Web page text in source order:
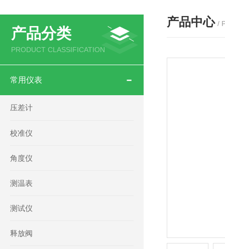
产品分类
PRODUCT CLASSIFICATION
常用仪表
压差计
校准仪
角度仪
测温表
测试仪
释放阀
产品中心 /